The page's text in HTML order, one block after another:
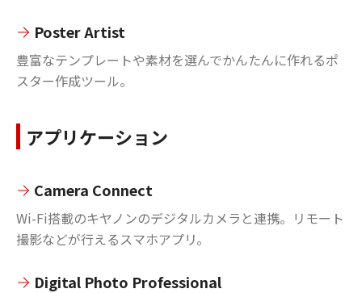
Poster Artist
豊富なテンプレートや素材を選んでかんたんに作れるポ
スター作成ツール。
アプリケーション
Camera Connect
Wi-Fi搭載のキヤノンのデジタルカメラと連携。リモート
撮影などが行えるスマホアプリ。
Digital Photo Professional